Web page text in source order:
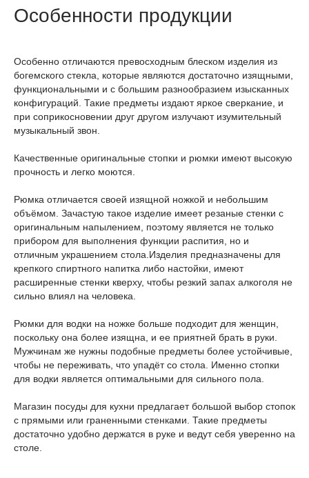
Особенности продукции
Особенно отличаются превосходным блеском изделия из
богемского стекла, которые являются достаточно изящными,
функциональными и с большим разнообразием изысканных
конфигураций. Такие предметы издают яркое сверкание, и
при соприкосновении друг другом излучают изумительный
музыкальный звон.
Качественные оригинальные стопки и рюмки имеют высокую
прочность и легко моются.
Рюмка отличается своей изящной ножкой и небольшим
объёмом. Зачастую такое изделие имеет резаные стенки с
оригинальным напылением, поэтому является не только
прибором для выполнения функции распития, но и
отличным украшением стола.Изделия предназначены для
крепкого спиртного напитка либо настойки, имеют
расширенные стенки кверху, чтобы резкий запах алкоголя не
сильно влиял на человека.
Рюмки для водки на ножке больше подходит для женщин,
поскольку она более изящна, и ее приятней брать в руки.
Мужчинам же нужны подобные предметы более устойчивые,
чтобы не переживать, что упадёт со стола. Именно стопки
для водки является оптимальными для сильного пола.
Магазин посуды для кухни предлагает большой выбор стопок
с прямыми или граненными стенками. Такие предметы
достаточно удобно держатся в руке и ведут себя уверенно на
столе.